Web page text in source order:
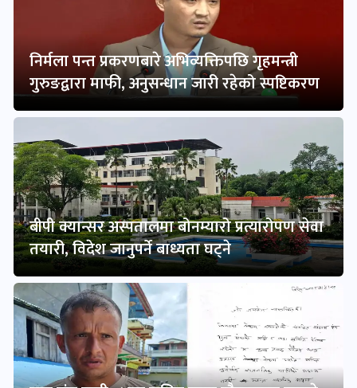
निर्मला पन्त प्रकरणबारे अभिव्यक्तिपछि गृहमन्त्री
गुरुङद्वारा माफी, अनुसन्धान जारी रहेको स्पष्टिकरण
बीपी क्यान्सर अस्पतालमा बोनम्यारो प्रत्यारोपण सेवा
तयारी, विदेश जानुपर्ने बाध्यता घट्ने